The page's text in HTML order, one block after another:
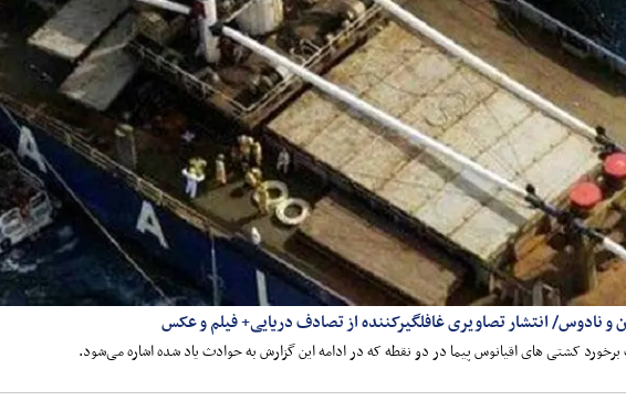
و نادوس/ انتشار تصاویری غافلگیرکننده از تصادف دریایی+ فیلم و عکس
کشتی های اقیانوس پیما در دو نقطه که در ادامه این گزارش به حوادث یاد شده اشاره می‌شود.